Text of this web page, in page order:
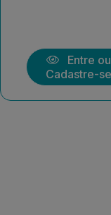
Entre ou
Cadastre-se